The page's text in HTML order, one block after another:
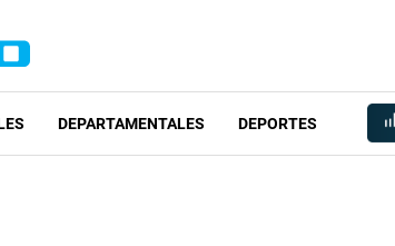
DEPARTAMENTALES DEPORTES